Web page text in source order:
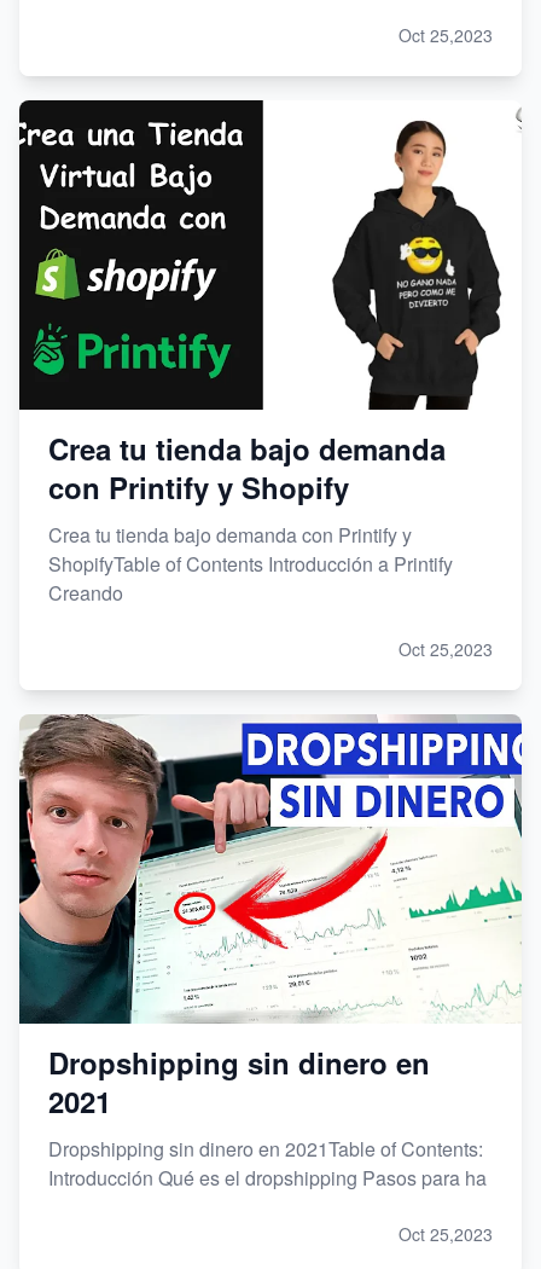
Oct 25,2023
Crea tu tienda bajo demanda
con Printify y Shopify
Crea tu tienda bajo demanda con Printify y
ShopifyTable of Contents Introducción a Printify
Creando
Oct 25,2023
Dropshipping sin dinero en
2021
Dropshipping sin dinero en 2021Table of Contents:
Introducción Qué es el dropshipping Pasos para ha
Oct 25,2023